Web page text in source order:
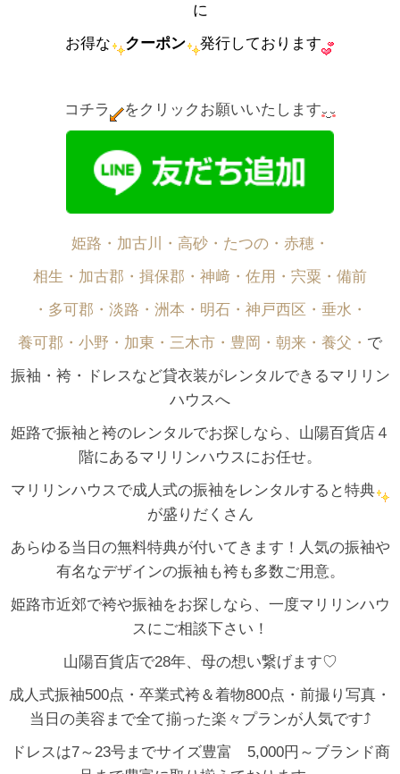
に
お得な
クーポン 発行しております
コチラ をクリックお願いいたします
姫路・加古川・高砂・たつの・赤穂・
相生・加古郡・揖保郡・神﨑・佐用・宍粟・備前
・多可郡・淡路・洲本・明石・神戸西区・垂水・
養可郡・小野・加東・三木市・豊岡・朝来・養父・ で
振袖・袴・ドレスなど貸衣装がレンタルできるマリリン
ハウスへ
姫路で振袖と袴のレンタルでお探しなら、山陽百貨店４
階にあるマリリンハウスにお任せ。
マリリンハウスで成人式の振袖をレンタルすると特典
が盛りだくさん
あらゆる当日の無料特典が付いてきます！人気の振袖や
有名なデザインの振袖も袴も多数ご用意。
姫路市近郊で袴や振袖をお探しなら、一度マリリンハウ
スにご相談下さい！
山陽百貨店で28年、母の想い繋げます♡
成人式振袖500点・卒業式袴＆着物800点・前撮り写真・
当日の美容まで全て揃った楽々プランが人気です⤴
ドレスは7～23号までサイズ豊富 5,000円～ブランド商